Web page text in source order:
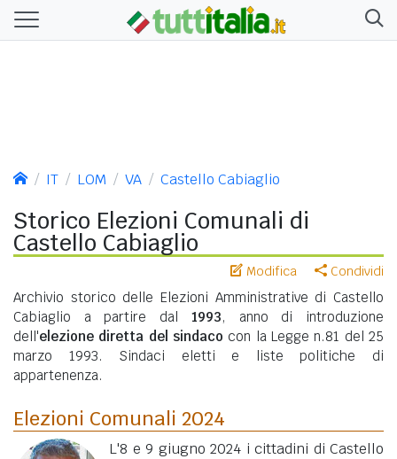
IT LOM VA Castello Cabiaglio
Storico Elezioni Comunali di
Castello Cabiaglio
Modifica Condividi
Archivio storico delle Elezioni Amministrative di Castello
Cabiaglio a partire dal 1993, anno di introduzione
dell'elezione diretta del sindaco con la Legge n.81 del 25
marzo 1993. Sindaci eletti e liste politiche di
appartenenza.
Elezioni Comunali 2024
L'8 e 9 giugno 2024 i cittadini di Castello